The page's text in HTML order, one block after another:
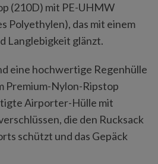
(210D) mit PE-UHMW
Polyethylen), das mit einem
Langlebigkeit glänzt.
eine hochwertige Regenhülle
Premium-Nylon-Ripstop
Airporter-Hülle mit
die den Rucksack
schützt und das Gepäck